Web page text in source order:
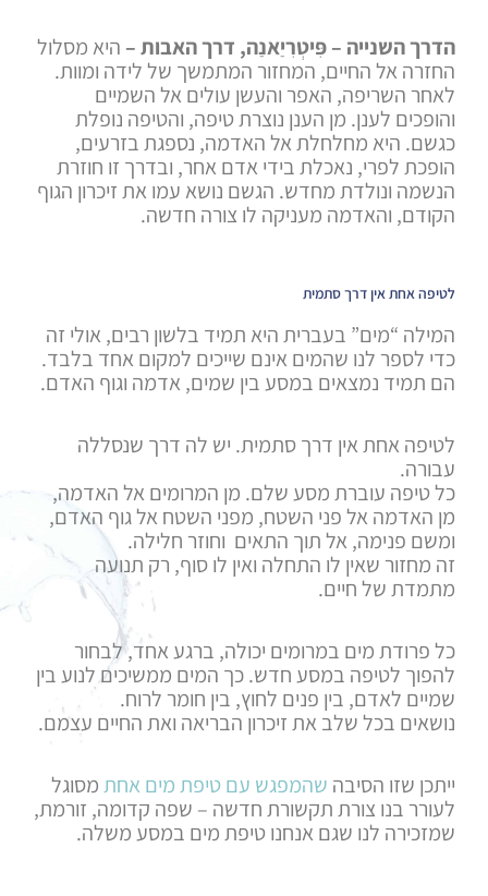
הדרך השנייה – פִּיטְרִיַאנַה, דרך האבות – היא מסלול
החזרה אל החיים, המחזור המתמשך של לידה ומוות.
לאחר השריפה, האפר והעשן עולים אל השמיים
והופכים לענן. מן הענן נוצרת טיפה, והטיפה נופלת
כגשם. היא מחלחלת אל האדמה, נספגת בזרעים,
הופכת לפרי, נאכלת בידי אדם אחר, ובדרך זו חוזרת
הנשמה ונולדת מחדש. הגשם נושא עמו את זיכרון הגוף
הקודם, והאדמה מעניקה לו צורה חדשה.
לטיפה אחת אין דרך סתמית
המילה “מים” בעברית היא תמיד בלשון רבים, אולי זה
כדי לספר לנו שהמים אינם שייכים למקום אחד בלבד.
הם תמיד נמצאים במסע בין שמים, אדמה וגוף האדם.
לטיפה אחת אין דרך סתמית. יש לה דרך שנסללה
עבורה.
כל טיפה עוברת מסע שלם. מן המרומים אל האדמה,
מן האדמה אל פני השטח, מפני השטח אל גוף האדם,
ומשם פנימה, אל תוך התאים וחוזר חלילה.
זה מחזור שאין לו התחלה ואין לו סוף, רק תנועה
מתמדת של חיים.
כל פרודת מים במרומים יכולה, ברגע אחד, לבחור
להפוך לטיפה במסע חדש. כך המים ממשיכים לנוע בין
שמיים לאדם, בין פנים לחוץ, בין חומר לרוח.
נושאים בכל שלב את זיכרון הבריאה ואת החיים עצמם.
ייתכן שזו הסיבה שהמפגש עם טיפת מים אחתמסוגל
לעורר בנו צורת תקשורת חדשה – שפה קדומה, זורמת,
שמזכירה לנו שגם אנחנו טיפת מים במסע משלה.